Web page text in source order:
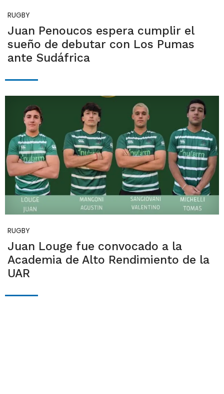
RUGBY
Juan Penoucos espera cumplir el
sueño de debutar con Los Pumas
ante Sudáfrica
RUGBY
Juan Louge fue convocado a la
Academia de Alto Rendimiento de la
UAR